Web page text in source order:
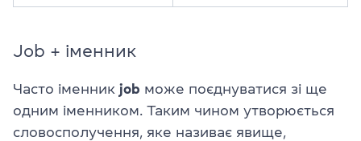
Job + іменник
Часто іменник job може поєднуватися зі ще
одним іменником. Таким чином утворюється
словосполучення, яке називає явище,